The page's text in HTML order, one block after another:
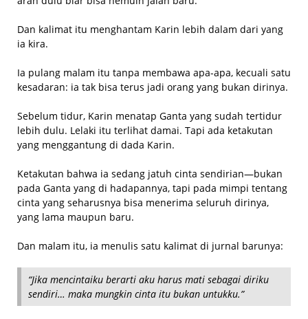
Dan kalimat itu menghantam Karin lebih dalam dari yang
ia kira.
Ia pulang malam itu tanpa membawa apa-apa, kecuali satu
kesadaran: ia tak bisa terus jadi orang yang bukan dirinya.
Sebelum tidur, Karin menatap Ganta yang sudah tertidur
lebih dulu. Lelaki itu terlihat damai. Tapi ada ketakutan
yang menggantung di dada Karin.
Ketakutan bahwa ia sedang jatuh cinta sendirian—bukan
pada Ganta yang di hadapannya, tapi pada mimpi tentang
cinta yang seharusnya bisa menerima seluruh dirinya,
yang lama maupun baru.
Dan malam itu, ia menulis satu kalimat di jurnal barunya:
“Jika mencintaiku berarti aku harus mati sebagai diriku
sendiri… maka mungkin cinta itu bukan untukku.”